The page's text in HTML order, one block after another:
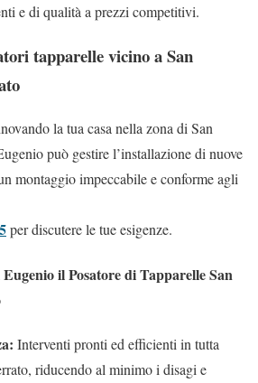
e di qualità a prezzi competitivi.
tapparelle vicino a San
la tua casa nella zona di San
può gestire l’installazione di nuove
montaggio impeccabile e conforme agli
per discutere le tue esigenze.
il Posatore di Tapparelle San
Interventi pronti ed efficienti in tutta
riducendo al minimo i disagi e